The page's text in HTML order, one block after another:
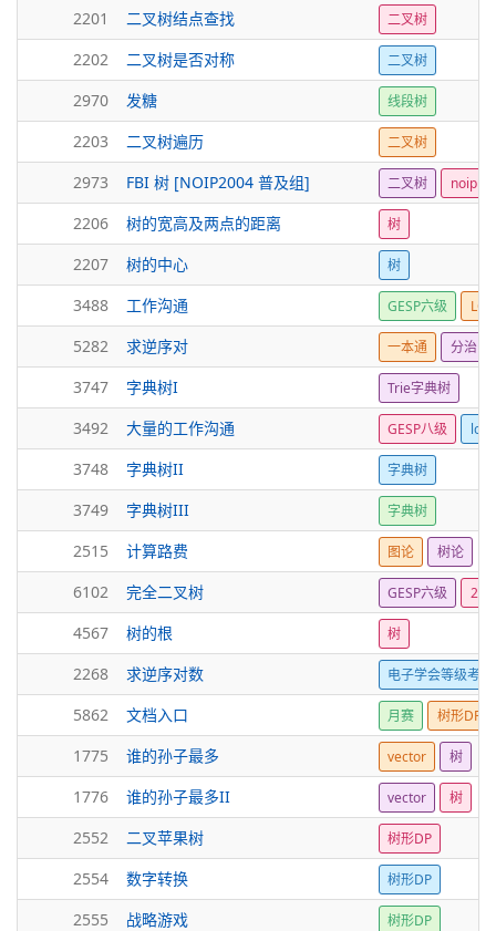
2201 二叉树结点查找 二叉树
2202 二叉树是否对称 二叉树
2970 发糖 线段树
2203 二叉树遍历 二叉树
2973 FBI 树 [NOIP2004 普及组] 二叉树 noip
2206 树的宽高及两点的距离 树
2207 树的中心 树
3488 工作沟通 GESP六级 LCA
5282 求逆序对 一本通 分治
3747 字典树I Trie字典树
3492 大量的工作沟通 GESP八级 lca
3748 字典树II 字典树
3749 字典树III 字典树
2515 计算路费 图论 树论
6102 完全二叉树 GESP六级 26
4567 树的根 树
2268 求逆序对数 电子学会等级考试
5862 文档入口 月赛 树形DP
1775 谁的孙子最多 vector 树
1776 谁的孙子最多II vector 树
2552 二叉苹果树 树形DP
2554 数字转换 树形DP
2555 战略游戏 树形DP